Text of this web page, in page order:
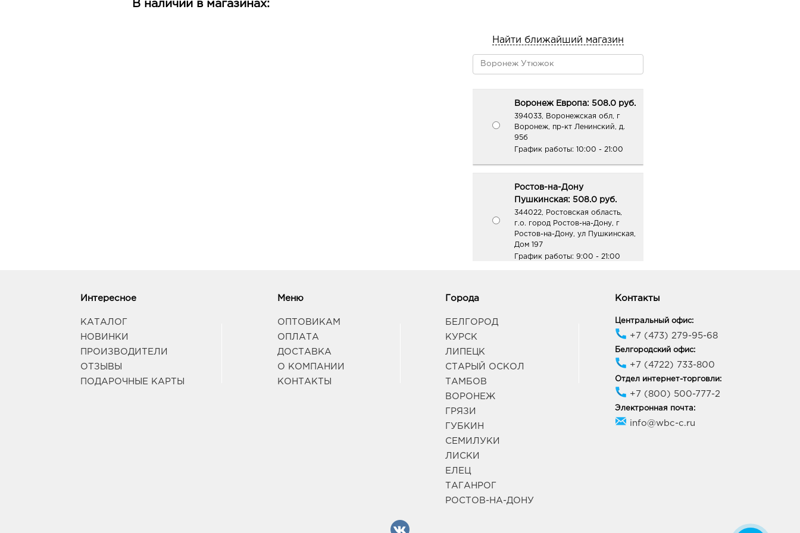
В наличии в магазинах:
Найти ближайший магазин
Воронеж Европа: 508.0 руб.
394033, Воронежская обл, г
Воронеж, пр-кт Ленинский, д.
95б
График работы: 10:00 - 21:00
Ростов-на-Дону
Пушкинская: 508.0 руб.
344022, Ростовская область,
г.о. город Ростов-на-Дону, г
Ростов-на-Дону, ул Пушкинская,
Дом 197
График работы: 9:00 - 21:00
344091, Ростовская область, г.о.
Коммунистический, Дом 46
9:00 - 20:00
Интересное
КАТАЛОГ
НОВИНКИ
ПРОИЗВОДИТЕЛИ
ОТЗЫВЫ
ПОДАРОЧНЫЕ КАРТЫ
Меню
ОПТОВИКАМ
ОПЛАТА
ДОСТАВКА
О КОМПАНИИ
КОНТАКТЫ
Города
БЕЛГОРОД
КУРСК
ЛИПЕЦК
СТАРЫЙ ОСКОЛ
ТАМБОВ
ВОРОНЕЖ
ГРЯЗИ
ГУБКИН
СЕМИЛУКИ
ЛИСКИ
ЕЛЕЦ
ТАГАНРОГ
РОСТОВ-НА-ДОНУ
Контакты
Центральный офис:
+7 (473) 279-95-68
Белгородский офис:
+7 (4722) 733-800
Отдел интернет-торговли:
+7 (800) 500-777-2
Электронная почта:
info@wbc-c.ru